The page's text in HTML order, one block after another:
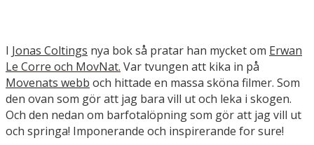
I Jonas Coltings nya bok så pratar han mycket om Erwan
Le Corre och MovNat. Var tvungen att kika in på
Movenats webb och hittade en massa sköna filmer. Som
den ovan som gör att jag bara vill ut och leka i skogen.
Och den nedan om barfotalöpning som gör att jag vill ut
och springa! Imponerande och inspirerande for sure!